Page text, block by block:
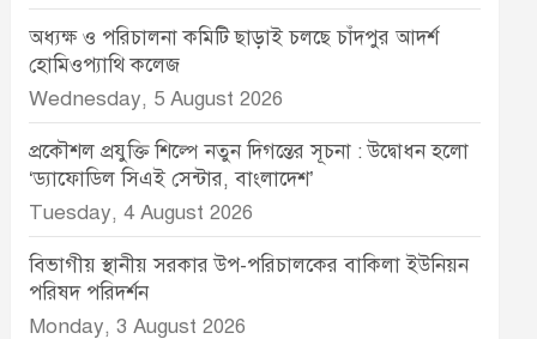
অধ্যক্ষ ও পরিচালনা কমিটি ছাড়াই চলছে চাঁদপুর আদর্শ
হোমিওপ্যাথি কলেজ
Wednesday, 5 August 2026
প্রকৌশল প্রযুক্তি শিল্পে নতুন দিগন্তের সূচনা : উদ্বোধন হলো
‘ড্যাফোডিল সিএই সেন্টার, বাংলাদেশ’
Tuesday, 4 August 2026
বিভাগীয় স্থানীয় সরকার উপ-পরিচালকের বাকিলা ইউনিয়ন
পরিষদ পরিদর্শন
Monday, 3 August 2026